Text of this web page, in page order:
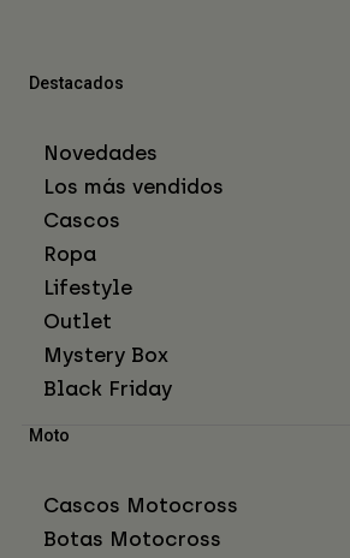
Destacados
Novedades
Los más vendidos
Cascos
Ropa
Lifestyle
Outlet
Mystery Box
Black Friday
Moto
Cascos Motocross
Botas Motocross